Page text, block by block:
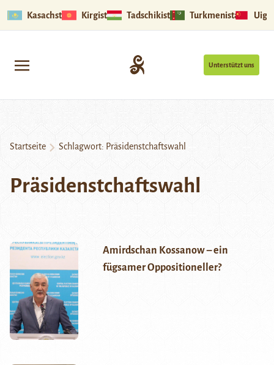
Kasachstan Kirgistan Tadschikistan Turkmenistan
Unterstützt uns
Startseite Schlagwort: Präsidenstchaftswahl
Präsidenstchaftswahl
Amirdschan Kossanow – ein
fügsamer Oppositioneller?